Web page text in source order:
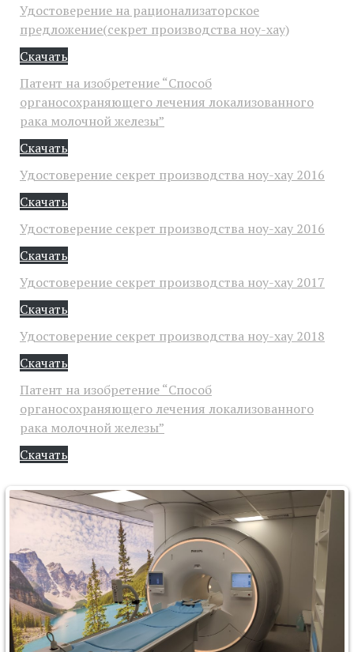
Линейном ускорителе
Ультразвуковыми сканерами Flex Focus 400, фирмы
B-K Medical.
Удостоверение на рационализаторское
предложение(секрет производства ноу-хау)
Скачать
Патент на изобретение “Способ
органосохраняющего лечения локализованного
рака молочной железы”
Скачать
Удостоверение секрет производства ноу-хау 2016
Скачать
Удостоверение секрет производства ноу-хау 2016
Скачать
Удостоверение секрет производства ноу-хау 2017
Скачать
Удостоверение секрет производства ноу-хау 2018
Скачать
Патент на изобретение “Способ
органосохраняющего лечения локализованного
рака молочной железы”
Скачать